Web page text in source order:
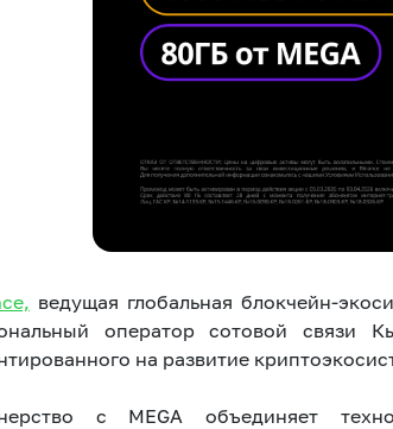
Подбор
ведущая глобальная блокчейн-
оператор сотовой связи
на развитие
с MEGA объединяет